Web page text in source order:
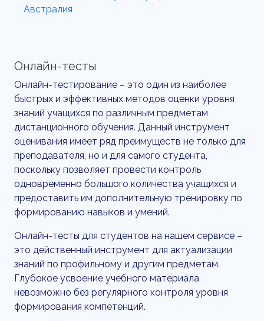
Австралия
Онлайн-тесты
Онлайн-тестирование – это один из наиболее
быстрых и эффективных методов оценки уровня
знаний учащихся по различным предметам
дистанционного обучения. Данный инструмент
оценивания имеет ряд преимуществ не только для
преподавателя, но и для самого студента,
поскольку позволяет провести контроль
одновременно большого количества учащихся и
предоставить им дополнительную тренировку по
формированию навыков и умений.
Онлайн-тесты для студентов на нашем сервисе –
это действенный инструмент для актуализации
знаний по профильному и другим предметам.
Глубокое усвоение учебного материала
невозможно без регулярного контроля уровня
формирования компетенций.